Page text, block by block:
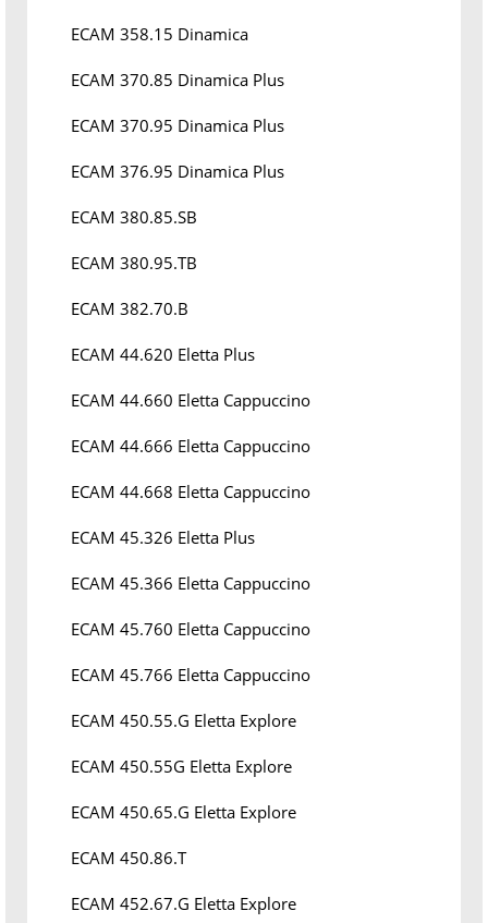
ECAM 358.15 Dinamica
ECAM 370.85 Dinamica Plus
ECAM 370.95 Dinamica Plus
ECAM 376.95 Dinamica Plus
ECAM 380.85.SB
ECAM 380.95.TB
ECAM 382.70.B
ECAM 44.620 Eletta Plus
ECAM 44.660 Eletta Cappuccino
ECAM 44.666 Eletta Cappuccino
ECAM 44.668 Eletta Cappuccino
ECAM 45.326 Eletta Plus
ECAM 45.366 Eletta Cappuccino
ECAM 45.760 Eletta Cappuccino
ECAM 45.766 Eletta Cappuccino
ECAM 450.55.G Eletta Explore
ECAM 450.55G Eletta Explore
ECAM 450.65.G Eletta Explore
ECAM 450.86.T
ECAM 452.67.G Eletta Explore